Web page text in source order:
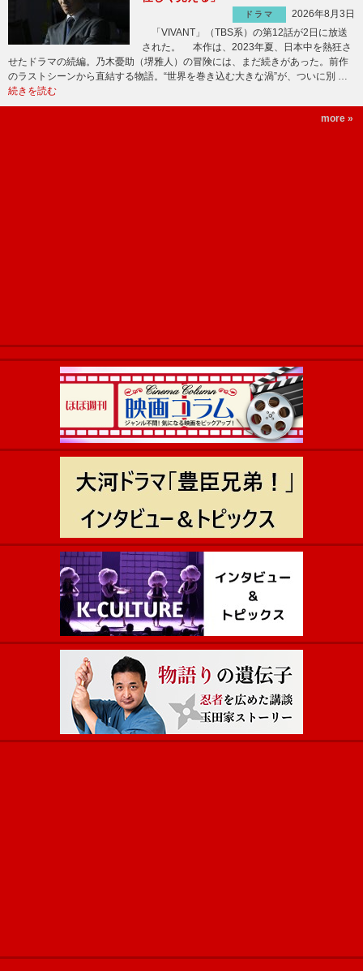
ドラマ
2026年8月3日
「VIVANT」（TBS系）の第12話が2日に放送
された。 本作は、2023年夏、日本中を熱狂さ
せたドラマの続編。乃木憂助（堺雅人）の冒険には、まだ続きがあった。前作
のラストシーンから直結する物語。“世界を巻き込む大きな渦”が、ついに別 …
続きを読む
more »